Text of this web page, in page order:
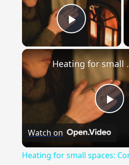
Play
Heating for
Watch on
Heating for small spaces: